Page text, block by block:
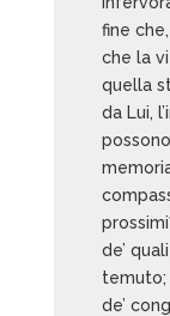
fine
che la
quella
da Lui,
de’
temuto;
de’